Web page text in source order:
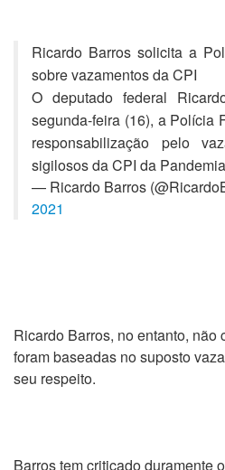
Ricardo Barros solicita a
sobre vazamentos da CPI
O deputado federal
segunda-feira (16), a Polícia
responsabilização pelo
sigilosos da CPI da
— Ricardo Barros
2021
Ricardo Barros, no entanto, não
foram baseadas no suposto
seu respeito.
Barros tem criticado duramente